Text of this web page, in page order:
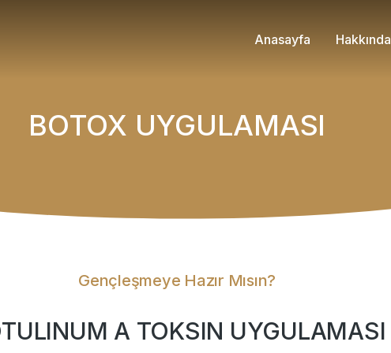
Anasayfa Hakkında
BOTOX UYGULAMASI
Gençleşmeye Hazır Mısın?
A TOKSIN UYGULAMASI